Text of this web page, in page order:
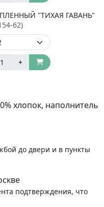
"ТИХАЯ ГАВАНЬ"
62)
+
хлопок, наполнитель
до двери и в пункты
подтверждения, что